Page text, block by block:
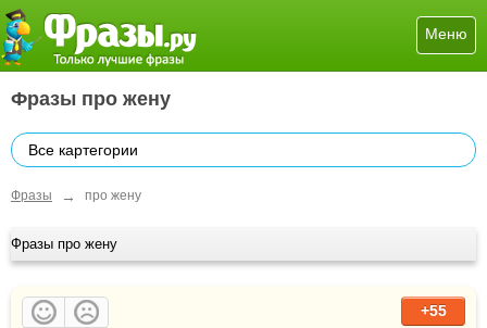
Меню
Фразы про жену
Все картегории
Фразы → про жену
Фразы про жену
+55